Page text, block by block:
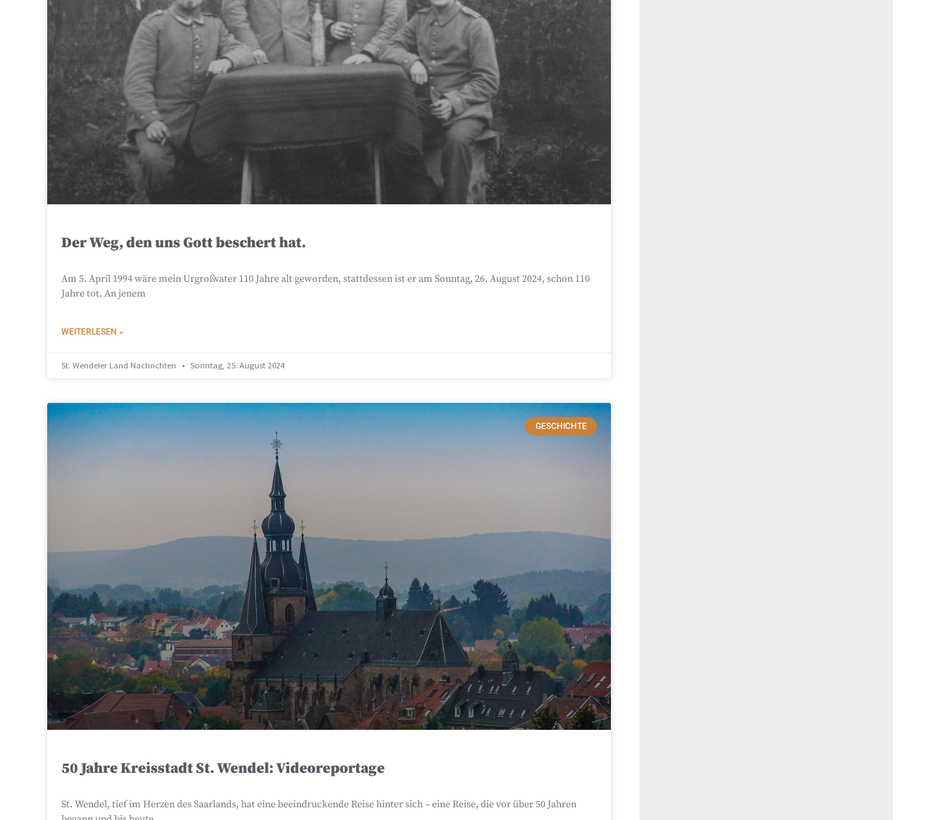
Der Weg, den uns Gott beschert hat.
Am 5. April 1994 wäre mein Urgroßvater 110 Jahre alt geworden, stattdessen ist er am Sonntag, 26. August 2024, schon 110
Jahre tot. An jenem
WEITERLESEN »
St. Wendeler Land Nachrichten Sonntag, 25. August 2024
GESCHICHTE
50 Jahre Kreisstadt St. Wendel: Videoreportage
St. Wendel, tief im Herzen des Saarlands, hat eine beeindruckende Reise hinter sich – eine Reise, die vor über 50 Jahren